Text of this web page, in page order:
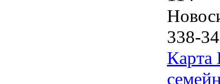
338-
Карта